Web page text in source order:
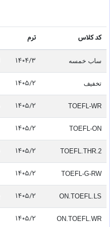
کد کلاس ترم
ساب خمسه 1404/3
تخفيف 1405/2
TOEFL-WR
1405/2
TOEFL-ON
1405/2
TOEFL.THR.2
1405/2
TOEFL-G-RW
1405/2
ON.TOEFL.LS
1405/2
ON.TOEFL.WR
1405/2